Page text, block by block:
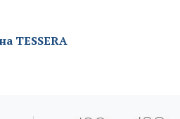
TESSERA